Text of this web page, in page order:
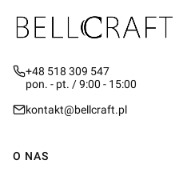
+48 518 309 547
pon. - pt. / 9:00 - 15:00
kontakt@bellcraft.pl
Linki w stopce
O NAS